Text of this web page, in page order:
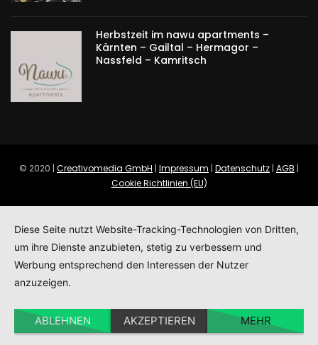
Herbstzeit im nawu apartments –
Kärnten – Gailtal – Hermagor –
Nassfeld – Kamritsch
© 2020 | Creativomedia GmbH | Impressum | Datenschutz | AGB |
Cookie Richtlinien (EU)
Diese Seite nutzt Website-Tracking-Technologien von Dritten,
um ihre Dienste anzubieten, stetig zu verbessern und
Werbung entsprechend den Interessen der Nutzer
anzuzeigen.
ABLEHNEN AKZEPTIEREN MEHR